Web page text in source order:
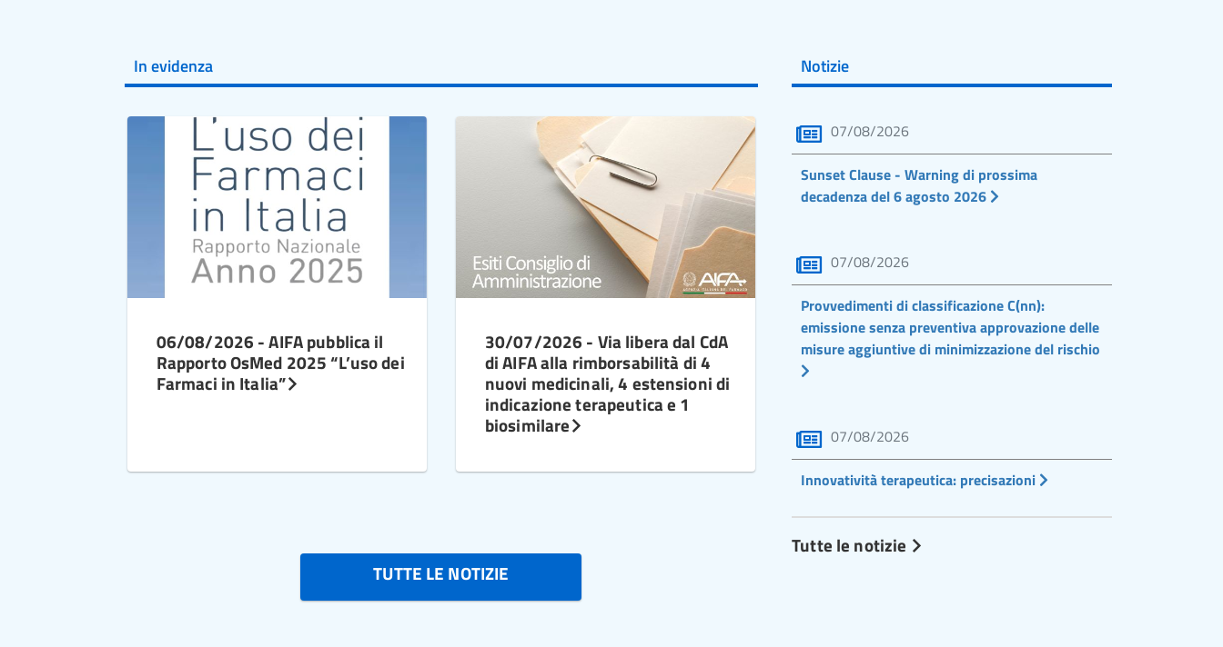
In evidenza
06/08/2026 - AIFA pubblica il
Rapporto OsMed 2025 “L’uso dei
Farmaci in Italia”
30/07/2026 - Via libera dal CdA
di AIFA alla rimborsabilità di 4
nuovi medicinali, 4 estensioni di
indicazione terapeutica e 1
biosimilare
TUTTE LE NOTIZIE
Notizie
07/08/2026
Sunset Clause - Warning di prossima
decadenza del 6 agosto 2026
07/08/2026
Provvedimenti di classificazione C(nn):
emissione senza preventiva approvazione delle
misure aggiuntive di minimizzazione del rischio
07/08/2026
Innovatività terapeutica: precisazioni
Tutte le notizie